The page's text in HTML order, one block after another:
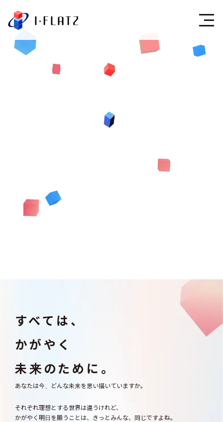
すべては、
かがやく
未来のために。
あなたは今、どんな未来を思い描いていますか。
それぞれ理想とする世界は違うけれど、
かがやく明日を願うことは、きっとみんな、同じですよね。